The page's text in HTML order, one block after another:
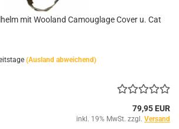
mit Wooland Camouglage Cover u. Cat
(Ausland abweichend)
79,95 EUR
inkl. 19% MwSt. zzgl. Versand